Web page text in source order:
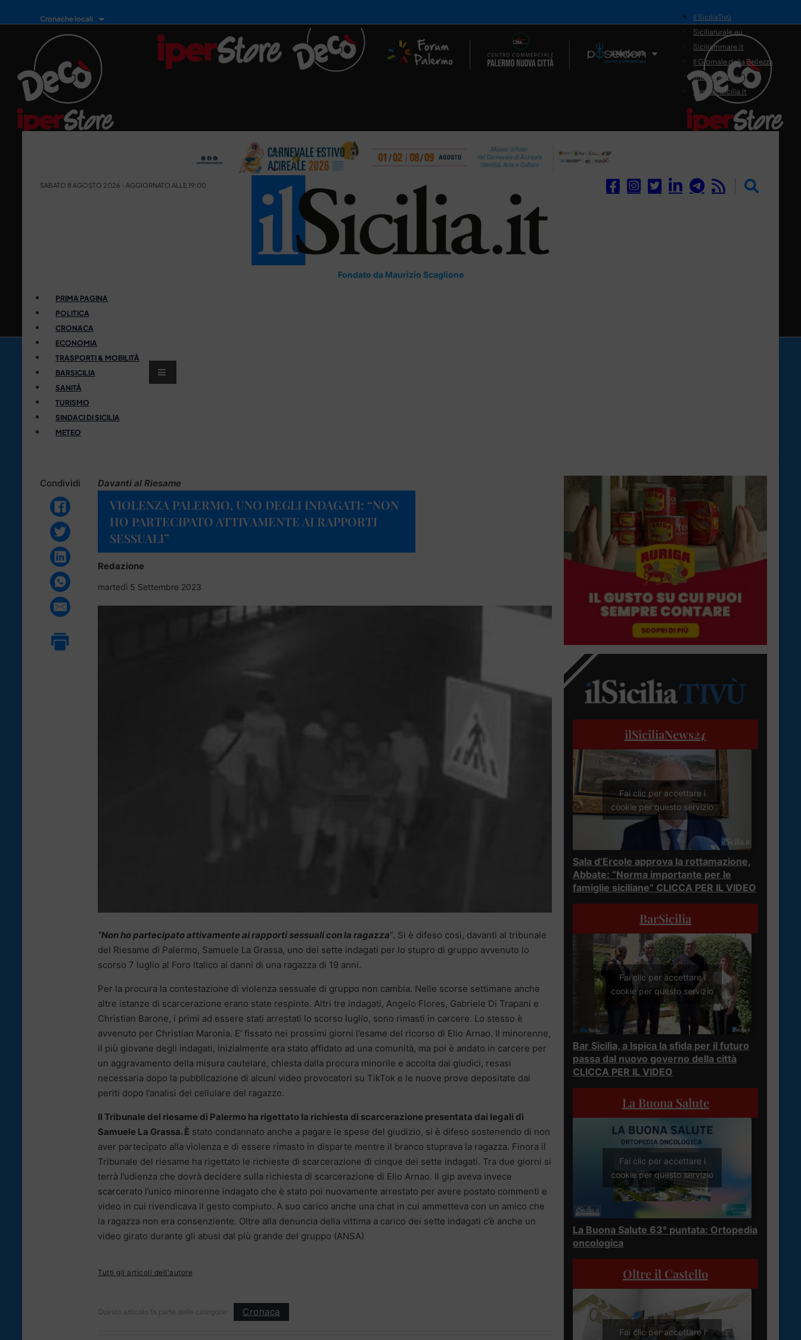
Cronache locali
Il Network
il SiciliaTivù
Siciliarurale.eu
Siciliammare.it
Il Giornale della Bellezza
Siciliamedica.it
Sanitainsicilia.it
SABATO 8 AGOSTO 2026 - AGGIORNATO ALLE 19:00
Fondato da Maurizio Scaglione
PRIMA PAGINA
POLITICA
CRONACA
ECONOMIA
TRASPORTI & MOBILITÀ
BARSICILIA
SANITÀ
TURISMO
SINDACI DI SICILIA
METEO
Condividi Davanti al Riesame
VIOLENZA PALERMO, UNO DEGLI INDAGATI: “NON
HO PARTECIPATO ATTIVAMENTE AI RAPPORTI
SESSUALI”
Redazione
martedì 5 Settembre 2023
“Non ho partecipato attivamente ai rapporti sessuali con la ragazza“. Si è difeso così, davanti al tribunale
del Riesame di Palermo, Samuele La Grassa, uno dei sette indagati per lo stupro di gruppo avvenuto lo
scorso 7 luglio al Foro Italico ai danni di una ragazza di 19 anni.
Per la procura la contestazione di violenza sessuale di gruppo non cambia. Nelle scorse settimane anche
altre istanze di scarcerazione erano state respinte. Altri tre indagati, Angelo Flores, Gabriele Di Trapani e
Christian Barone, i primi ad essere stati arrestati lo scorso luglio, sono rimasti in carcere. Lo stesso è
avvenuto per Christian Maronia. E’ fissato nei prossimi giorni l’esame del ricorso di Elio Arnao. Il minorenne,
il più giovane degli indagati, inizialmente era stato affidato ad una comunità, ma poi è andato in carcere per
un aggravamento della misura cautelare, chiesta dalla procura minorile e accolta dai giudici, resasi
necessaria dopo la pubblicazione di alcuni video provocatori su TikTok e le nuove prove depositate dai
periti dopo l’analisi del cellulare del ragazzo.
Il Tribunale del riesame di Palermo ha rigettato la richiesta di scarcerazione presentata dai legali di
Samuele La Grassa. È stato condannato anche a pagare le spese del giudizio, si è difeso sostenendo di non
aver partecipato alla violenza e di essere rimasto in disparte mentre il branco stuprava la ragazza. Finora il
Tribunale del riesame ha rigettato le richieste di scarcerazione di cinque dei sette indagati. Tra due giorni si
terrà l’udienza che dovrà decidere sulla richiesta di scarcerazione di Elio Arnao. Il gip aveva invece
scarcerato l’unico minorenne indagato che è stato poi nuovamente arrestato per avere postato commenti e
video in cui rivendicava il gesto compiuto. A suo carico anche una chat in cui ammetteva con un amico che
la ragazza non era consenziente. Oltre alla denuncia della vittima a carico dei sette indagati c’è anche un
video girato durante gli abusi dal più grande del gruppo (ANSA)
Tutti gli articoli dell'autore
Questo articolo fa parte delle categorie: Cronaca
ilSiciliaNews24
Fai clic per accettare i
cookie per questo servizio
Sala d’Ercole approva la rottamazione,
Abbate: “Norma importante per le
famiglie siciliane” CLICCA PER IL VIDEO
BarSicilia
Fai clic per accettare i
cookie per questo servizio
Bar Sicilia, a Ispica la sfida per il futuro
passa dal nuovo governo della città
CLICCA PER IL VIDEO
La Buona Salute
Fai clic per accettare i
cookie per questo servizio
La Buona Salute 63° puntata: Ortopedia
oncologica
Oltre il Castello
Fai clic per accettare i